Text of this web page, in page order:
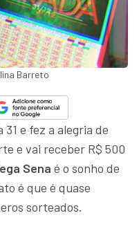
Barreto
31 e fez a alegria de
e vai receber R$ 500
Sena é o sonho de
é que é quase
sorteados.